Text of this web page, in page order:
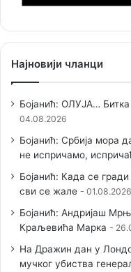
Најновији чланци
Бојанић: ОЛУЈА…
04.08.2026
Бојанић: Србија мора
не испричамо,
Бојанић: Када се
сви се жале
01.08.2026
Бојанић: Андријаш
Краљевића Марка
На Дражин дан у
мучког убиства